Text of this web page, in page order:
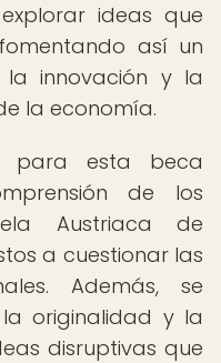
ideas que
así un
innovación y la
la economía.
para esta beca
de los
Austriaca de
a cuestionar las
Además, se
originalidad y la
disruptivas que